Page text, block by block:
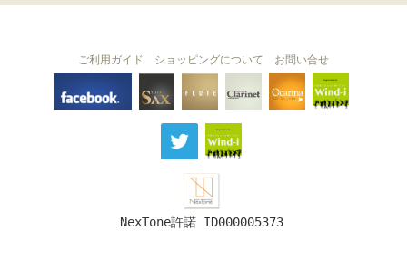
THE SAX The Clarinet
Ocarina
ご利用ガイド ショッピングについて お問い合せ
NexTone許諾 ID000005373